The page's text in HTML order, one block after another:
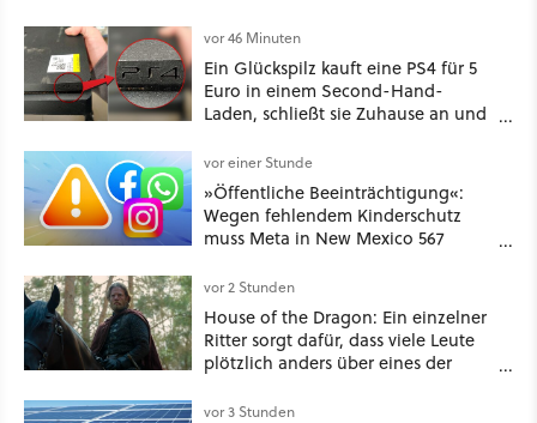
vor 46 Minuten
Ein Glückspilz kauft eine PS4 für 5
Euro in einem Second-Hand-
Laden, schließt sie Zuhause an und
funktionierende PlayStation [Best of
GameStar]
vor einer Stunde
»Öffentliche Beeinträchtigung«:
Wegen fehlendem Kinderschutz
muss Meta in New Mexico 567
vor 2 Stunden
House of the Dragon: Ein einzelner
Ritter sorgt dafür, dass viele Leute
plötzlich anders über eines der
Thrones denken
vor 3 Stunden